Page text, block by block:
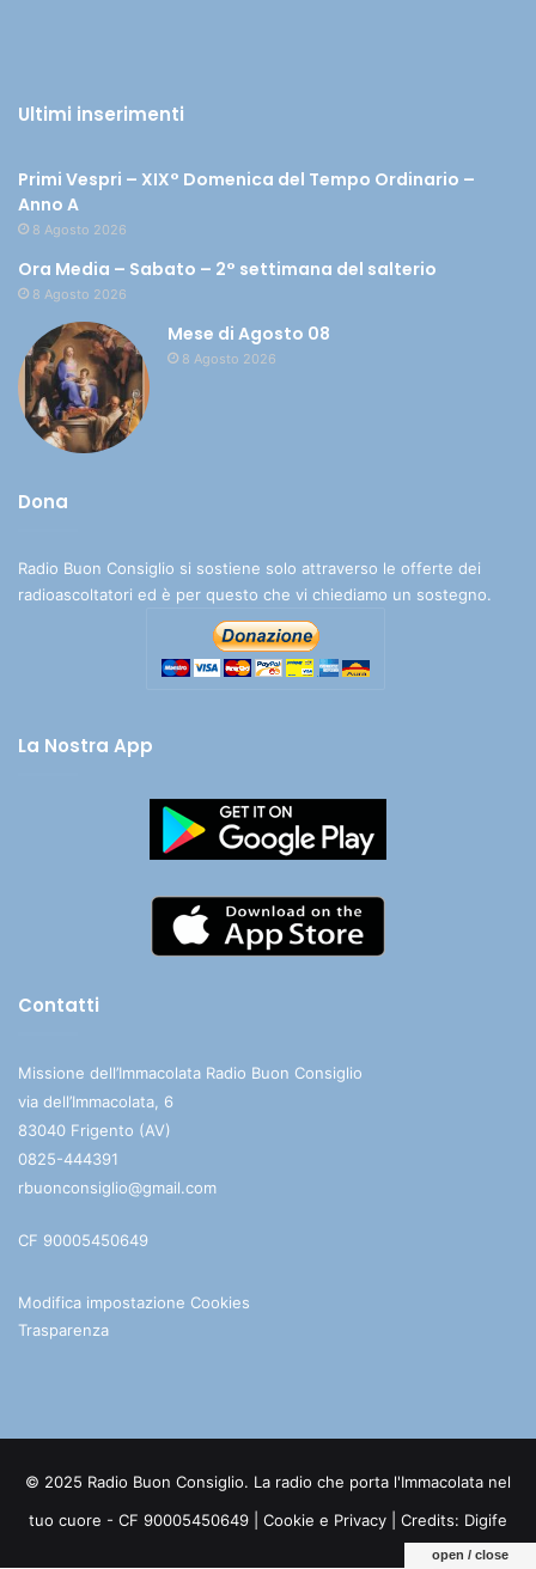
Ultimi inserimenti
Primi Vespri – XIX° Domenica del Tempo Ordinario –
Anno A
8 Agosto 2026
Ora Media – Sabato – 2° settimana del salterio
8 Agosto 2026
Mese di Agosto 08
8 Agosto 2026
Dona
Radio Buon Consiglio si sostiene solo attraverso le offerte dei
radioascoltatori ed è per questo che vi chiediamo un sostegno.
La Nostra App
Contatti
Missione dell’Immacolata Radio Buon Consiglio
via dell’Immacolata, 6
83040 Frigento (AV)
0825-444391
rbuonconsiglio@gmail.com
CF 90005450649
Modifica impostazione Cookies
Trasparenza
© 2025 Radio Buon Consiglio. La radio che porta l'Immacolata nel
tuo cuore - CF 90005450649 | Cookie e Privacy | Credits: Digife
open / close